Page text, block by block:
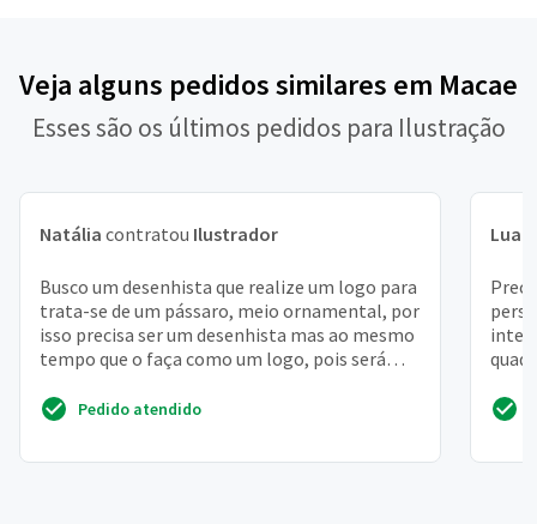
Veja alguns pedidos similares em Macae
Esses são os últimos pedidos para Ilustração
Natália contratou Ilustrador
Busco um desenhista que realize um logo para
trata-se de um pássaro, meio ornamental, por
isso precisa ser um desenhista mas ao mesmo
tempo que o faça como um logo, pois será
Pedido atendido